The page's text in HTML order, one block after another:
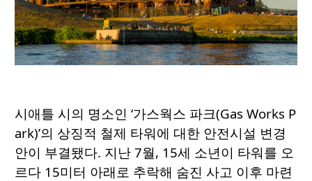
시애틀 시의 명소인 ‘가스웍스 파크(Gas Works P
ark)’의 상징적 철제 타워에 대한 안전시설 변경
안이 부결됐다. 지난 7월, 15세 소년이 타워를 오
르다 15미터 아래로 추락해 숨진 사고 이후 마련